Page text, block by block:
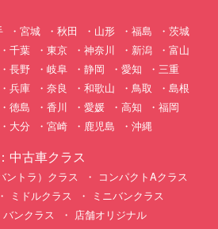
宮城 秋田 山形 福島
茨城
千葉 東京 神奈川 新潟
富山
長野 岐阜 静岡 愛知
三重
兵庫 奈良 和歌山 鳥取
島根
徳島 香川 愛媛 高知
福岡
大分 宮崎 鹿児島 沖縄
中古車クラス
ントラ）クラス
コンパクトAクラス
ミドルクラス
ミニバンクラス
バンクラス 店舗オリジナル